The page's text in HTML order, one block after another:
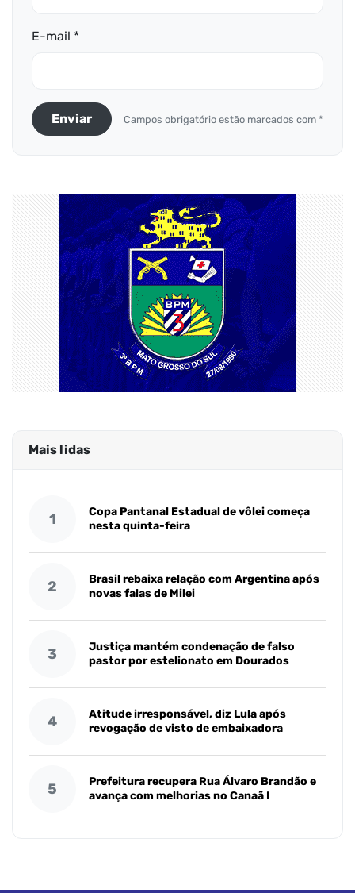
E-mail *
Enviar Campos obrigatório estão marcados com *
Mais lidas
1
Copa Pantanal Estadual de vôlei começa
nesta quinta-feira
2
Brasil rebaixa relação com Argentina após
novas falas de Milei
3
Justiça mantém condenação de falso
pastor por estelionato em Dourados
4
Atitude irresponsável, diz Lula após
revogação de visto de embaixadora
5
Prefeitura recupera Rua Álvaro Brandão e
avança com melhorias no Canaã I